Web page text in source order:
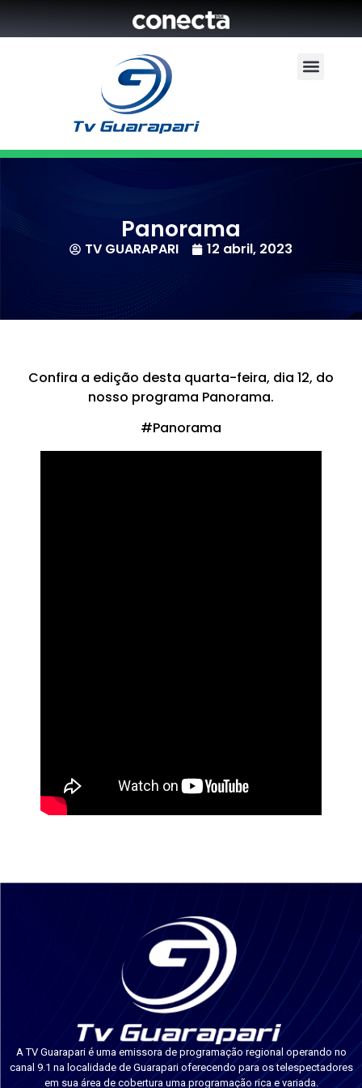
Panorama
TV GUARAPARI 12 abril, 2023
Confira a edição desta quarta-feira, dia 12, do
nosso programa Panorama.
#Panorama
A TV Guarapari é uma emissora de programação regional operando no
canal 9.1 na localidade de Guarapari oferecendo para os telespectadores
em sua área de cobertura uma programação rica e variada.